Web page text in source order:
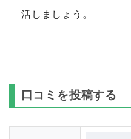
活しましょう。
口コミを投稿する